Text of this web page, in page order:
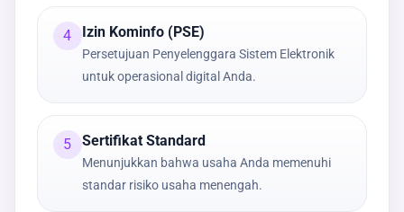
4 Izin Kominfo (PSE)
Persetujuan Penyelenggara Sistem Elektronik
untuk operasional digital Anda.
5 Sertifikat Standard
Menunjukkan bahwa usaha Anda memenuhi
standar risiko usaha menengah.